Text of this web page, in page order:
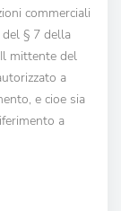
commerciali
§ 7 della
mittente del
a
e cioe sia
a